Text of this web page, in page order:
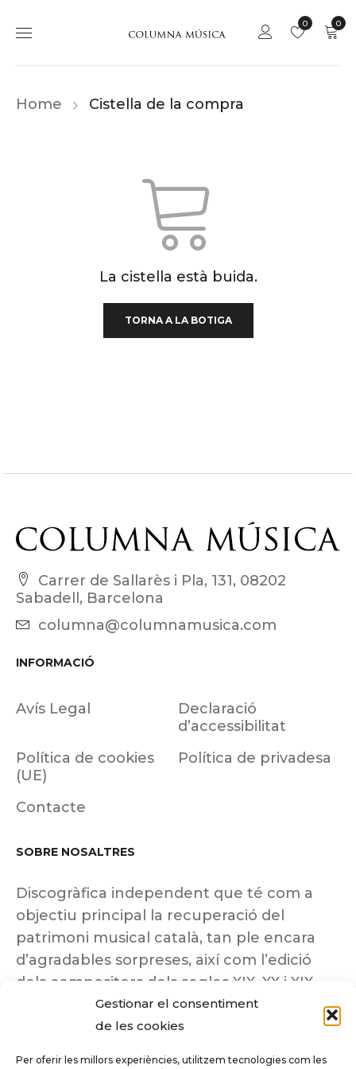
Gestionar el consentiment
de les cookies
Per oferir les millors experiències, utilitzem tecnologies com les
0
0
Home Cistella de la compra
La cistella està buida.
TORNA A LA BOTIGA
Carrer de Sallarès i Pla, 131, 08202
Sabadell, Barcelona
columna@columnamusica.com
INFORMACIÓ
Avís Legal
Declaració
d’accessibilitat
Política de cookies
(UE)
Política de privadesa
Contacte
SOBRE NOSALTRES
Discogràfica independent que té com a
objectiu principal la recuperació del
patrimoni musical català, tan ple encara
d’agradables sorpreses, així com l’edició
dels compositors dels segles XIX, XX i XIX
insuficientment coneguts.